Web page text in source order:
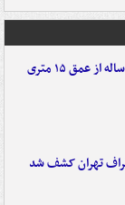
نجات معجزه‌آسای کارگر ۲۲ ساله از عمق ۱۵ متری
تهران کشف شد